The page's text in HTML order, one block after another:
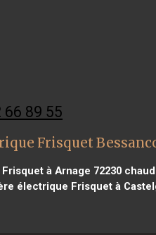
66 89 55
Frisquet
à Arnage 72230
électrique Frisquet à